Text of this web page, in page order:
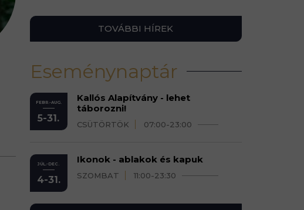
TOVÁBBI HÍREK
Eseménynaptár
FEBR.-AUG.
5-31.
Kallós Alapítvány - lehet
táborozni!
CSÜTÖRTÖK 07:00-23:00
JÚL.-DEC.
4-31.
Ikonok - ablakok és kapuk
SZOMBAT 11:00-23:30